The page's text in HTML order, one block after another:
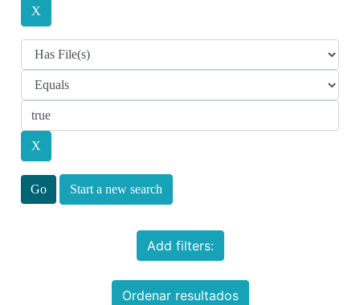
Start a new search
Add filters:
Ordenar resultados